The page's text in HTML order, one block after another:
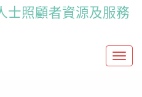
士照顧者資源及服務
T